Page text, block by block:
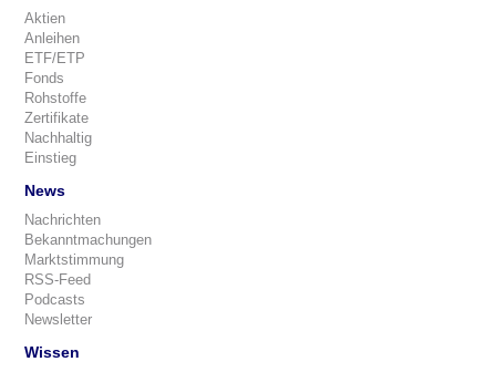
Aktien
Anleihen
ETF/ETP
Fonds
Rohstoffe
Zertifikate
Nachhaltig
Einstieg
News
Nachrichten
Bekanntmachungen
Marktstimmung
RSS-Feed
Podcasts
Newsletter
Wissen